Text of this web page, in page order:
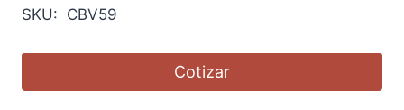
SKU: CBV59
Cotizar